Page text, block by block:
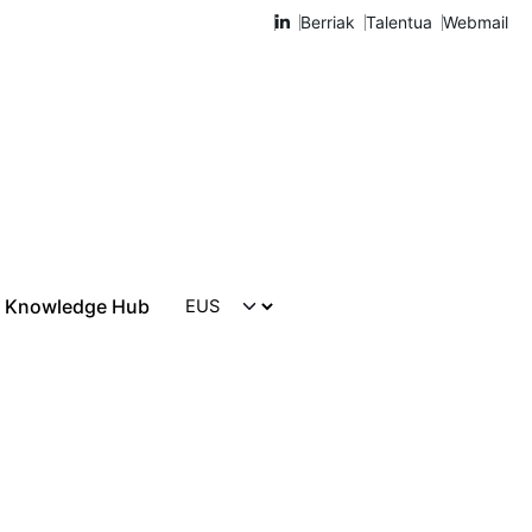
Berriak Talentua Webmail
Knowledge Hub